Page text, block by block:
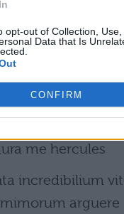
opt-out of Collection,
Data that Is
CONFIRM
magis
et imitantur;
et
facias: i
me hercules
incredibilium
arguere